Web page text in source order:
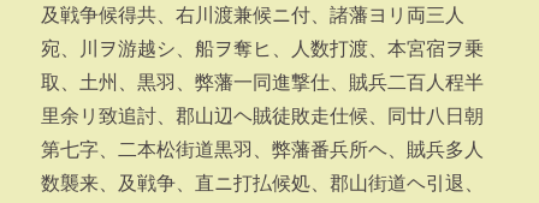
及戦争候得共、右川渡兼候ニ付、諸藩ヨリ両三人
宛、川ヲ游越シ、船ヲ奪ヒ、人数打渡、本宮宿ヲ乗
取、土州、黒羽、弊藩一同進撃仕、賊兵二百人程半
里余リ致追討、郡山辺ヘ賊徒敗走仕候、同廿八日朝
第七字、二本松街道黒羽、弊藩番兵所ヘ、賊兵多人
数襲来、及戦争、直ニ打払候処、郡山街道ヘ引退、